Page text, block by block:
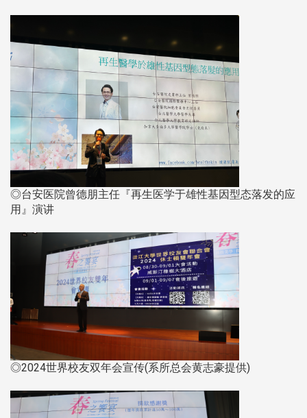
◎台安医院曾德朋主任『再生医学于雄性基因型态落发的应
用』演讲
◎2024世界校友双年会宣传(系所总会黄志豪提供)